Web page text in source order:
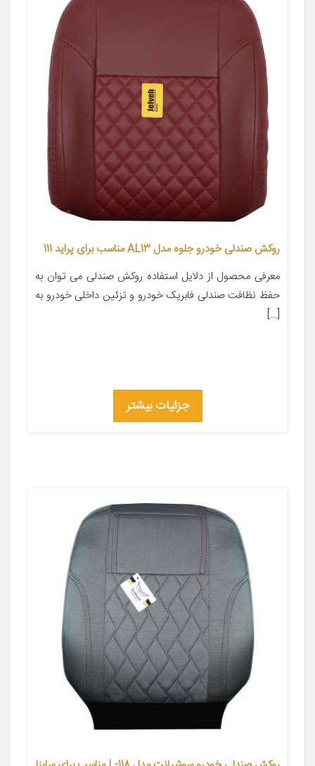
روکش صندلی خودرو جلوه مدل AL13 مناسب برای پراید 111
معرفی محصول از دلایل استفاده روکش صندلی می توان به
حفظ نظافت صندلی فابریک خودرو و تزئین داخلی خودرو به
[…]
جزئیات بیشتر